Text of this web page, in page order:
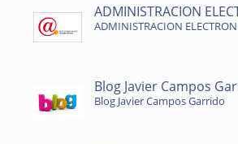
ADMINISTRACION
ADMINISTRACION
Blog Javier Campos
Blog Javier Campos Garrido